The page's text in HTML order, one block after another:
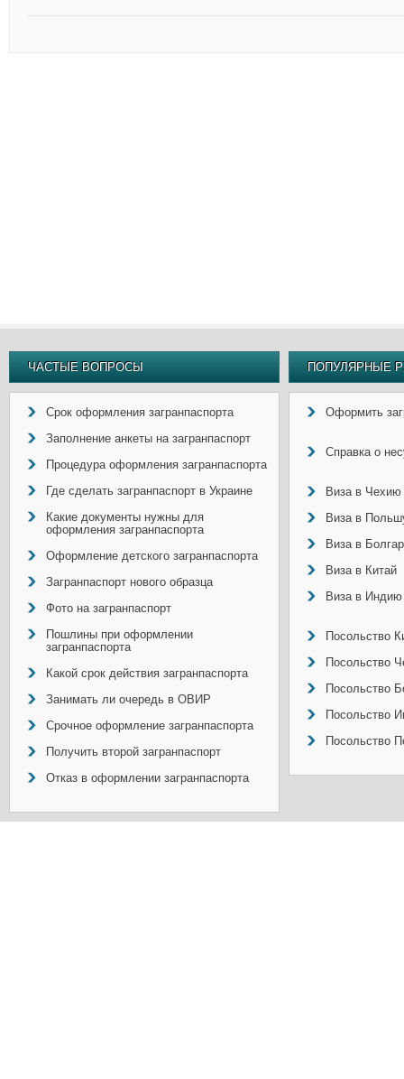
ЧАСТЫЕ ВОПРОСЫ
Срок оформления загранпаспорта
Заполнение анкеты на загранпаспорт
Процедура оформления загранпаспорта
Где сделать загранпаспорт в Украине
Какие документы нужны для
оформления загранпаспорта
Оформление детского загранпаспорта
Загранпаспорт нового образца
Фото на загранпаспорт
Пошлины при оформлении
загранпаспорта
Какой срок действия загранпаспорта
Занимать ли очередь в ОВИР
Срочное оформление загранпаспорта
Получить второй загранпаспорт
Отказ в оформлении загранпаспорта
ПОПУЛЯРНЫЕ
Оформить
Справка о
Виза в Чехию
Виза в
Виза в
Виза в Китай
Виза в Индию
Посольство
Посольство
Посольство
Посольство
Посольство